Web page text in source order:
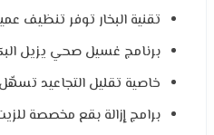
تقنية البخار توفر تنظيف
برنامج غسيل صحي يزيل
خاصية تقليل التجاعيد
برامج إزالة بقع مخصصة